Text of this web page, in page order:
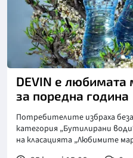
DEVIN е любимата
за поредна година
Потребителите избраха
категория „Бутилирани
на класацията „Любимите